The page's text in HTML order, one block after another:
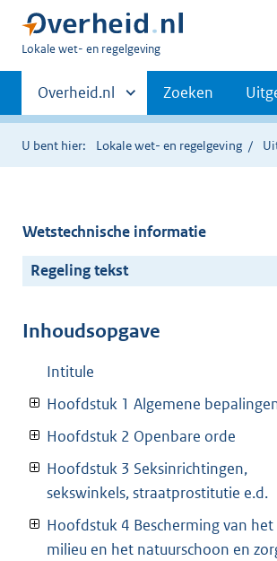
U
hier:
Lokale wet- en regelgeving
Primaire
navigatie
Andere
sites
binnen
Overheid.nl Zoeken
U bent hier: Lokale wet- en regelgeving
Wetstechnische informatie
Regeling tekst
Inhoudsopgave
Intitule
Hoofdstuk 1 Algemene
Hoofdstuk 2 Openbare orde
Hoofdstuk 3 Seksinrichtingen,
sekswinkels, straatprostitutie e.d.
Hoofdstuk 4 Bescherming van het
milieu en het natuurschoon en